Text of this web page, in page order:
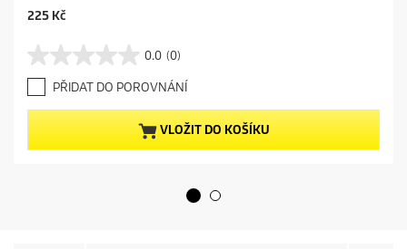
C
e
n
t
p
225 Kč
0.0 (0)
0
.
0
z
h
PŘIDAT DO POROVNÁNÍ
VLOŽIT DO KOŠÍKU